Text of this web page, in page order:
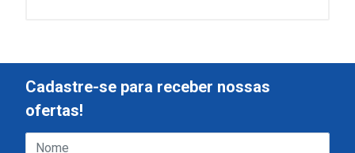
Cadastre-se para receber nossas
ofertas!